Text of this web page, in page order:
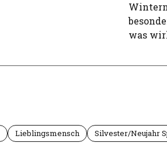
was
Lieblingsmensch Silvester/Neujahr